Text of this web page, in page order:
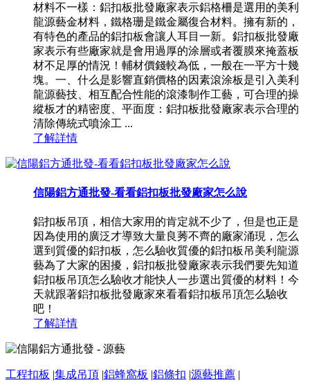
材料不一樣：鋁扣板批發廠家表示鋁格柵是選用的美利
龍源藝金材料，鐵格珊是鐵金屬復合材料。擁有新的，
有特色的產品的鋁扣板會讓人耳目一新。鋁扣板批發廠
家表示有些廠家就是會用過厚的涂層或者覆膜來掩蓋板
材不足厚的情況！輔材價錢較為低，一般在一平方十幾
塊。一、什么是影響直銷價格的因素滾涂板是引入美利
龍源藝技、相互配合性能的滾漆制作工藝，可合理的操
縱板才的精密度、平面度：鋁扣板批發廠家表示合理的
清除傳統式噴涂工 ...
了解詳情
信陽鋁方通批發-看看鋁扣板批發廠家怎么說
鋁扣板吊頂，相信大家用的肯定就不少了，但是也正是
因為使用的廣泛才導致大量良莠不齊的廠家涌現，怎么
選到質優的鋁扣板，怎么驗收質優的鋁扣板吊美利龍源
藝為了大家的困擾，鋁扣板批發廠家表示我們要先知道
鋁扣板吊頂怎么驗收才能快人一步選出質優的材料！今
天就跟著鋁扣板批發廠家來看看鋁扣板吊頂怎么驗收
吧！
了解詳情
工程扣板 |集成吊頂 |鋁蜂窩板 |鋁條扣 |源藝推薦 |